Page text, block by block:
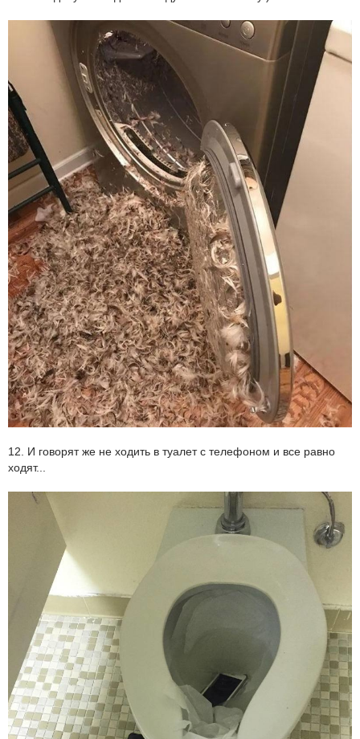
12. И говорят же не ходить в туалет с телефоном и все равно
ходят...